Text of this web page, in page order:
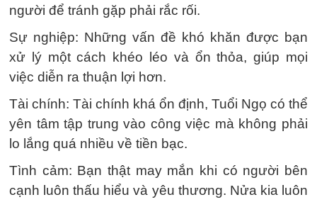
người để tránh gặp phải rắc rối.
Sự nghiệp: Những vấn đề khó khăn được bạn
xử lý một cách khéo léo và ổn thỏa, giúp mọi
việc diễn ra thuận lợi hơn.
Tài chính: Tài chính khá ổn định, Tuổi Ngọ có thể
yên tâm tập trung vào công việc mà không phải
lo lắng quá nhiều về tiền bạc.
Tình cảm: Bạn thật may mắn khi có người bên
cạnh luôn thấu hiểu và yêu thương. Nửa kia luôn